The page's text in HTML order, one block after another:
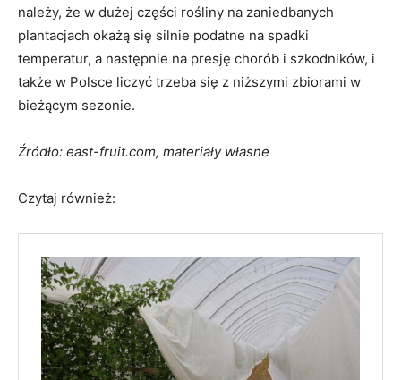
należy, że w dużej części rośliny na zaniedbanych
plantacjach okażą się silnie podatne na spadki
temperatur, a następnie na presję chorób i szkodników, i
także w Polsce liczyć trzeba się z niższymi zbiorami w
bieżącym sezonie.
Źródło: east-fruit.com, materiały własne
Czytaj również: